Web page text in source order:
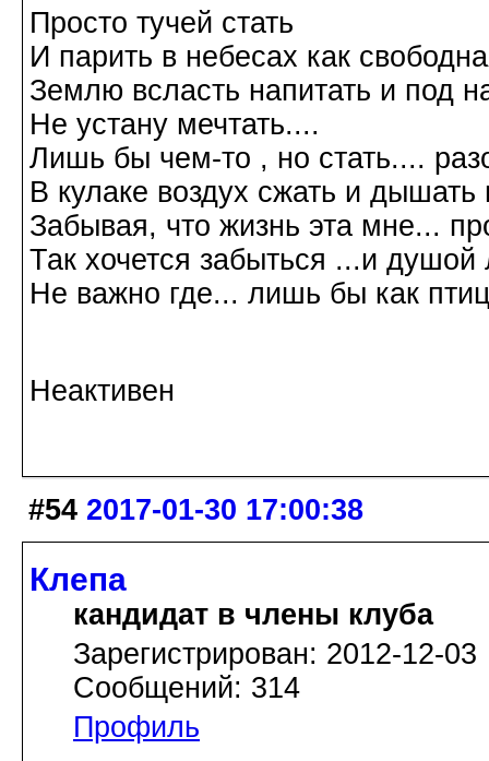
Просто тучей стать
И парить в небесах как
Землю всласть напитать и под
Не устану мечтать....
Лишь бы чем-то , но стать....
В кулаке воздух сжать и
Забывая, что жизнь эта мне...
Так хочется забыться ...и душой
Не важно где... лишь бы как
Неактивен
#54 2017-01-30 17:00:38
Клепа
кандидат в члены клуба
Зарегистрирован: 2012-12-03
Сообщений: 314
Профиль